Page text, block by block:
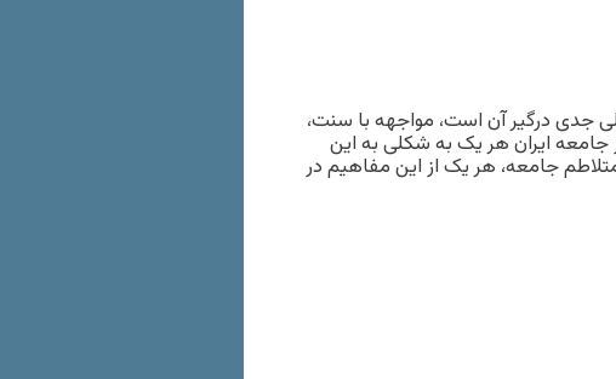
جدی درگیر آن است، مواجهه با سنت،
ایران هر یک به شکلی به این
جامعه، هر یک از این مفاهیم در